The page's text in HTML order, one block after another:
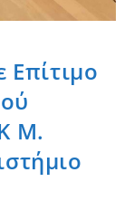
Επίτιμο
M.